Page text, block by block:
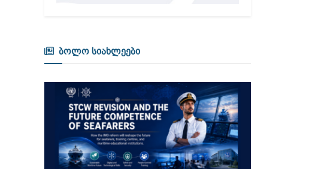
ბოლო სიახლეები